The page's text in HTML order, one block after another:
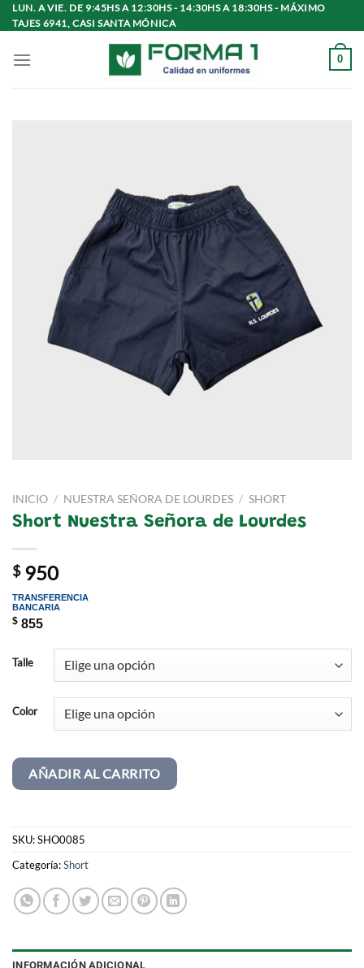
Saltar
al
LUN. A VIE. DE 9:45HS A 12:30HS - 14:30HS A 18:30HS - MÁXIMO
TAJES 6941, CASI SANTA MÓNICA
0
INICIO / NUESTRA SEÑORA DE LOURDES / SHORT
Short Nuestra Señora de Lourdes
$950
TRANSFERENCIA
BANCARIA
$ 855
Talle
Color
AÑADIR AL CARRITO
SKU:SHO0085
Categoría:Short
INFORMACIÓN ADICIONAL